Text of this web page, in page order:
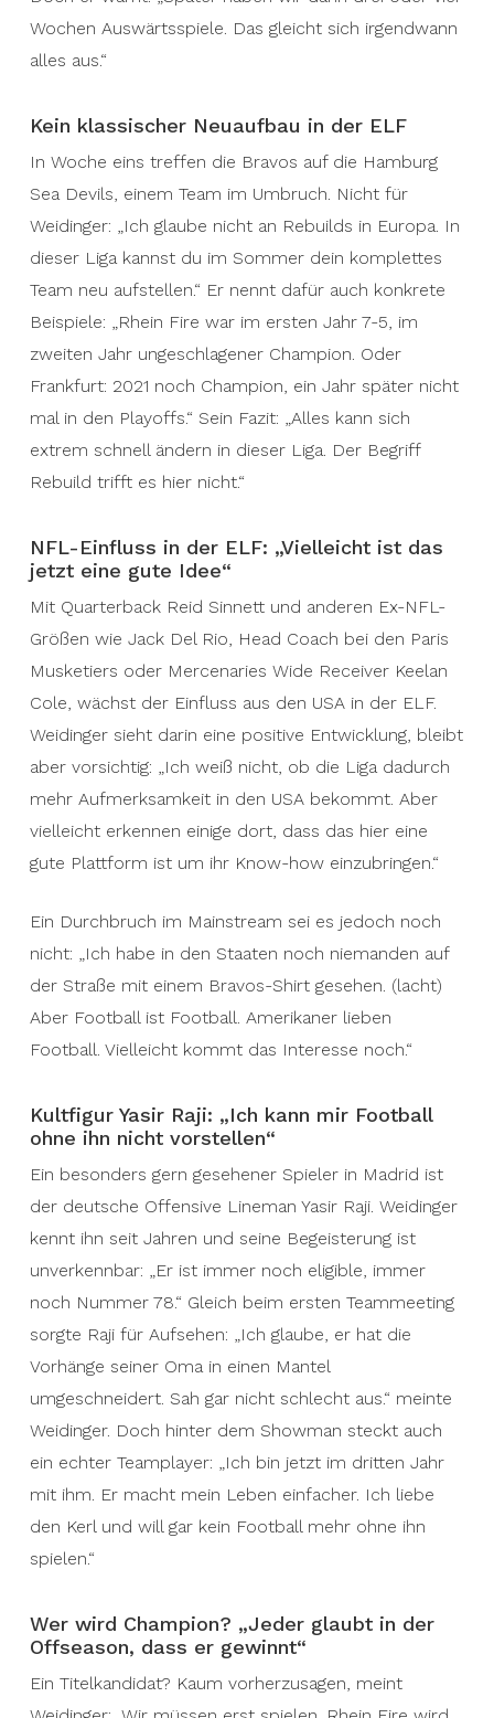
Wochen Auswärtsspiele. Das gleicht sich irgendwann
alles aus.“
Kein klassischer Neuaufbau in der ELF
In Woche eins treffen die Bravos auf die Hamburg
Sea Devils, einem Team im Umbruch. Nicht für
Weidinger: „Ich glaube nicht an Rebuilds in Europa. In
dieser Liga kannst du im Sommer dein komplettes
Team neu aufstellen.“ Er nennt dafür auch konkrete
Beispiele: „Rhein Fire war im ersten Jahr 7-5, im
zweiten Jahr ungeschlagener Champion. Oder
Frankfurt: 2021 noch Champion, ein Jahr später nicht
mal in den Playoffs.“ Sein Fazit: „Alles kann sich
extrem schnell ändern in dieser Liga. Der Begriff
Rebuild trifft es hier nicht.“
NFL-Einfluss in der ELF: „Vielleicht ist das
jetzt eine gute Idee“
Mit Quarterback Reid Sinnett und anderen Ex-NFL-
Größen wie Jack Del Rio, Head Coach bei den Paris
Musketiers oder Mercenaries Wide Receiver Keelan
Cole, wächst der Einfluss aus den USA in der ELF.
Weidinger sieht darin eine positive Entwicklung, bleibt
aber vorsichtig: „Ich weiß nicht, ob die Liga dadurch
mehr Aufmerksamkeit in den USA bekommt. Aber
vielleicht erkennen einige dort, dass das hier eine
gute Plattform ist um ihr Know-how einzubringen.“
Ein Durchbruch im Mainstream sei es jedoch noch
nicht: „Ich habe in den Staaten noch niemanden auf
der Straße mit einem Bravos-Shirt gesehen. (lacht)
Aber Football ist Football. Amerikaner lieben
Football. Vielleicht kommt das Interesse noch.“
Kultfigur Yasir Raji: „Ich kann mir Football
ohne ihn nicht vorstellen“
Ein besonders gern gesehener Spieler in Madrid ist
der deutsche Offensive Lineman Yasir Raji. Weidinger
kennt ihn seit Jahren und seine Begeisterung ist
unverkennbar: „Er ist immer noch eligible, immer
noch Nummer 78.“ Gleich beim ersten Teammeeting
sorgte Raji für Aufsehen: „Ich glaube, er hat die
Vorhänge seiner Oma in einen Mantel
umgeschneidert. Sah gar nicht schlecht aus.“ meinte
Weidinger. Doch hinter dem Showman steckt auch
ein echter Teamplayer: „Ich bin jetzt im dritten Jahr
mit ihm. Er macht mein Leben einfacher. Ich liebe
den Kerl und will gar kein Football mehr ohne ihn
spielen.“
Wer wird Champion? „Jeder glaubt in der
Offseason, dass er gewinnt“
Ein Titelkandidat? Kaum vorherzusagen, meint